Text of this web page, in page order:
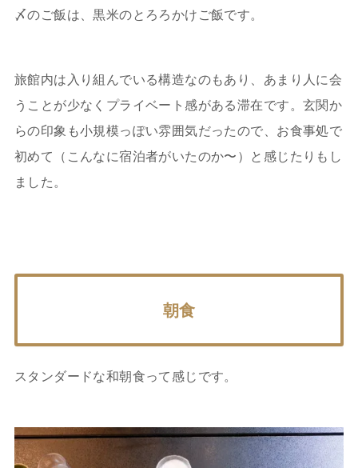
〆のご飯は、黒米のとろろかけご飯です。
旅館内は入り組んでいる構造なのもあり、あまり人に会
うことが少なくプライベート感がある滞在です。玄関か
らの印象も小規模っぽい雰囲気だったので、お食事処で
初めて（こんなに宿泊者がいたのか〜）と感じたりもし
ました。
朝食
スタンダードな和朝食って感じです。